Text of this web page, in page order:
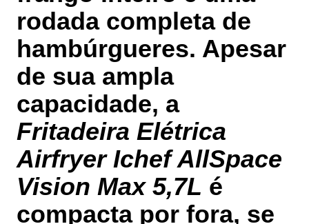
rodada completa de
hambúrgueres. Apesar
de sua ampla
capacidade, a
Fritadeira Elétrica
Airfryer Ichef AllSpace
Vision Max 5,7L é
compacta por fora, se